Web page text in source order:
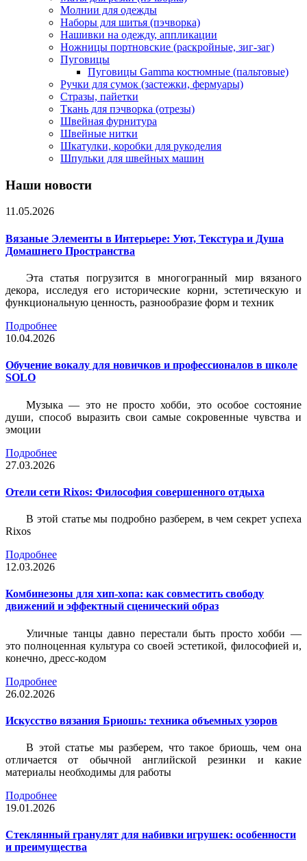
Молнии для одежды
Наборы для шитья (пэчворка)
Нашивки на одежду, аппликации
Ножницы портновские (раскройные, зиг-заг)
Пуговицы
Пуговицы Gamma костюмные (пальтовые)
Ручки для сумок (застежки, фермуары)
Стразы, пайетки
Ткань для пэчворка (отрезы)
Швейная фурнитура
Швейные нитки
Шкатулки, коробки для рукоделия
Шпульки для швейных машин
Наши новости
11.05.2026
Вязаные Элементы в Интерьере: Уют, Текстура и Душа
Домашнего Пространства
Эта статья погрузится в многогранный мир вязаного
декора, исследуя его исторические корни, эстетическую и
функциональную ценность, разнообразие форм и техник
Подробнее
10.04.2026
Обучение вокалу для новичков и профессионалов в школе
SOLO
Музыка — это не просто хобби, это особое состояние
души, способ выразить свои самые сокровенные чувства и
эмоции
Подробнее
27.03.2026
Отели сети Rixos: Философия совершенного отдыха
В этой статье мы подробно разберем, в чем секрет успеха
Rixos
Подробнее
12.03.2026
Комбинезоны для хип-хопа: как совместить свободу
движений и эффектный сценический образ
Уличные танцы давно перестали быть просто хобби —
это полноценная культура со своей эстетикой, философией и,
конечно, дресс-кодом
Подробнее
26.02.2026
Искусство вязания Бриошь: техника объемных узоров
В этой статье мы разберем, что такое бриошь, чем она
отличается от обычной английской резинки и какие
материалы необходимы для работы
Подробнее
19.01.2026
Стеклянный гранулят для набивки игрушек: особенности
и преимущества